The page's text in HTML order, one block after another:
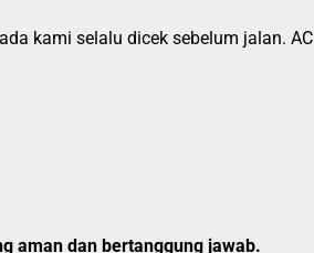
kami selalu dicek sebelum jalan. AC
aman dan bertanggung jawab.